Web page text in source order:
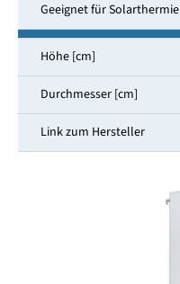
Geeignet für Solarthermie
Höhe [cm]
Durchmesser [cm]
Link zum Hersteller